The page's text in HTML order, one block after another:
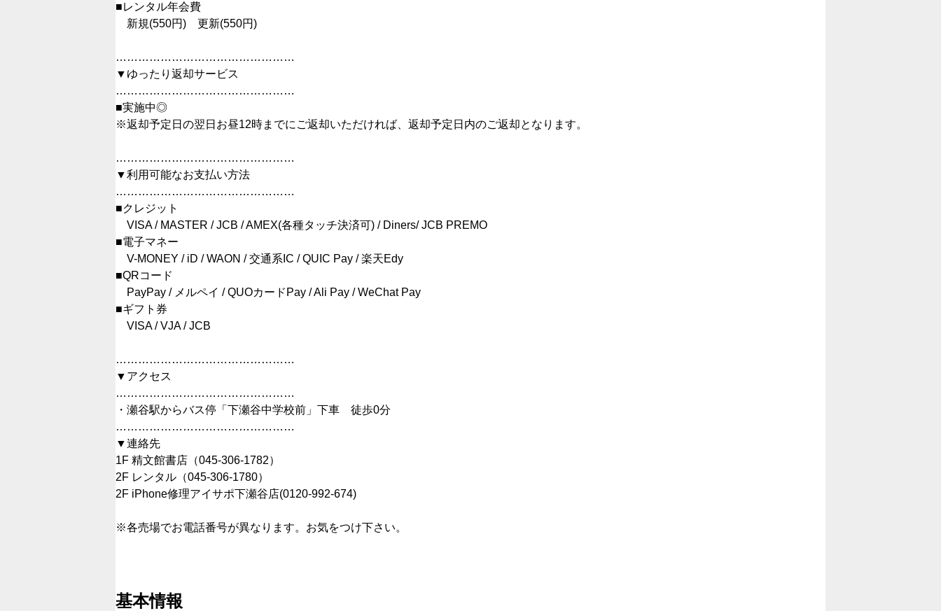
■レンタル年会費
新規(550円) 更新(550円)
…………………………………………
▼ゆったり返却サービス
…………………………………………
■実施中◎
※返却予定日の翌日お昼12時までにご返却いただければ、返却予定日内のご返却となります。
…………………………………………
▼利用可能なお支払い方法
…………………………………………
■クレジット
VISA / MASTER / JCB / AMEX(各種タッチ決済可) / Diners/ JCB PREMO
■電子マネー
V-MONEY / iD / WAON / 交通系IC / QUIC Pay / 楽天Edy
■QRコード
PayPay / メルペイ / QUOカードPay / Ali Pay / WeChat Pay
■ギフト券
VISA / VJA / JCB
…………………………………………
▼アクセス
…………………………………………
・瀬谷駅からバス停「下瀬谷中学校前」下車 徒歩0分
…………………………………………
▼連絡先
1F 精文館書店（045-306-1782）
2F レンタル（045-306-1780）
2F iPhone修理アイサポ下瀬谷店(0120-992-674)
※各売場でお電話番号が異なります。お気をつけ下さい。
基本情報